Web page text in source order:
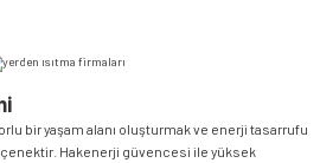
bir yaşam alanı oluşturmak ve enerji tasarrufu
Hakenerji güvencesi ile yüksek